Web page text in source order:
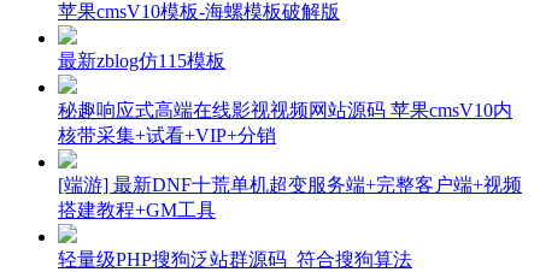
苹果cmsV10模板-海螺模板破解版
最新zblog仿115模板
秘趣响应式高端在线影视视频网站源码 苹果cmsV10内
核带采集+试看+VIP+分销
[端游] 最新DNF十荒单机超变服务端+完整客户端+视频
搭建教程+GM工具
轻量级PHP搜狗泛站群源码_符合搜狗算法